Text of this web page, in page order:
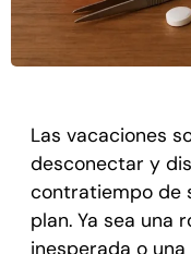
Las vacaciones
desconectar y
contratiempo de
plan. Ya sea una
inesperada o